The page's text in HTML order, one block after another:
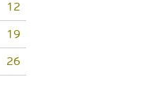
12
19
26